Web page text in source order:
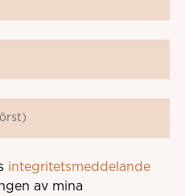
integritetsmeddelande
av mina